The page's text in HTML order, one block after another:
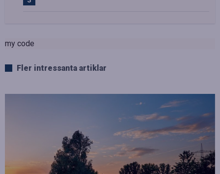
my code
Fler intressanta artiklar